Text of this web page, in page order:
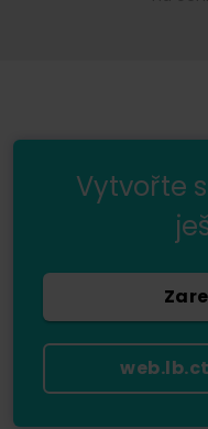
Vytvořte